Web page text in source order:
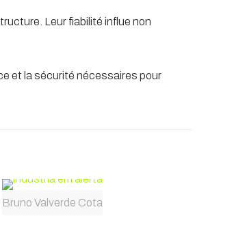
Leur fiabilité influe non
et la sécurité nécessaires pour
Bruno Valverde Cota